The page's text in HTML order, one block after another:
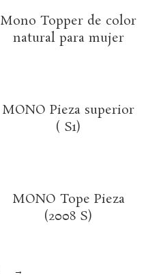
Mono Topper de color
natural para mujer
MONO Pieza superior
( S1)
MONO Tope Pieza
(2008 S)
→